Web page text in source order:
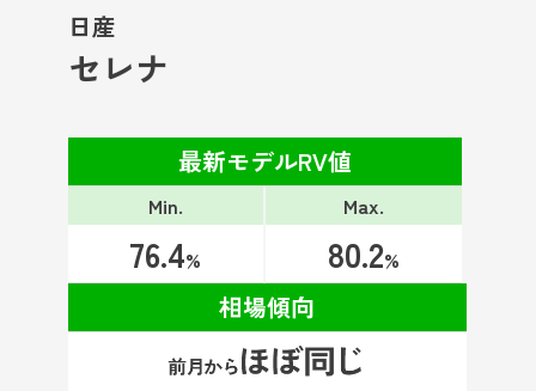
日産
セレナ
最新モデルRV値
Min.
76.4%
Max.
80.2%
相場傾向